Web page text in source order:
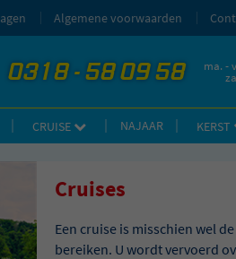
0318 - 58 09 58 ma. -
CRUISE NAJAAR KERST
Algemene voorwaarden
Cruises
Een cruise is misschien wel
bereiken. U wordt vervoerd